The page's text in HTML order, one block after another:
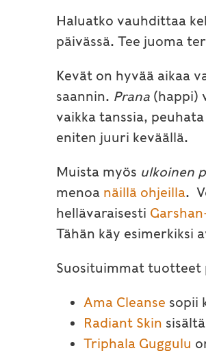
Haluatko vauhdittaa
päivässä. Tee juoma
Kevät on hyvää aikaa
saannin. Prana (happi)
vaikka tanssia,
eniten juuri keväällä.
Muista myös ulkoinen
menoa näillä ohjeilla.
hellävaraisesti
Tähän käy esimerkiksi
Suosituimmat tuotteet
Ama Cleanse sopii
Radiant Skin
Triphala Guggulu